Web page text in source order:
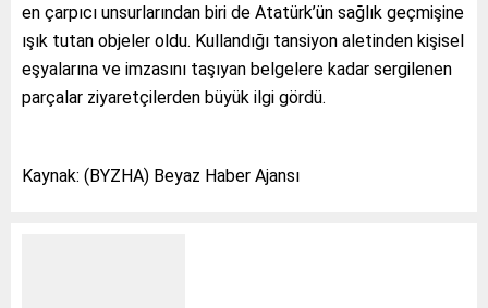
en çarpıcı unsurlarından biri de Atatürk’ün sağlık geçmişine
ışık tutan objeler oldu. Kullandığı tansiyon aletinden kişisel
eşyalarına ve imzasını taşıyan belgelere kadar sergilenen
parçalar ziyaretçilerden büyük ilgi gördü.
Kaynak: (BYZHA) Beyaz Haber Ajansı